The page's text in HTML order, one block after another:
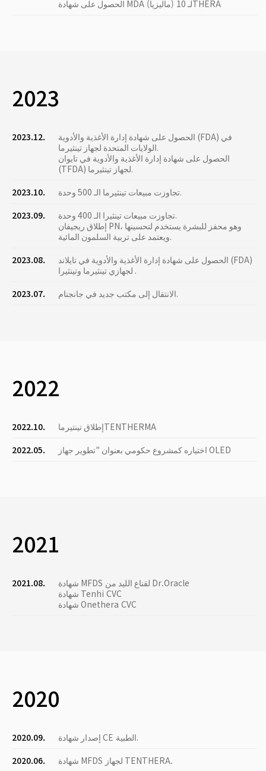
الحصول على شهادة MDA (ماليزيا) لـ 10THERA
2023
2023.12.
الحصول على شهادة إدارة الأغذية والأدوية (FDA) في
الولايات المتحدة لجهاز تينثيرما.
الحصول على شهادة إدارة الأغذية والأدوية في تايوان
(TFDA) لجهاز تينثيرما.
2023.10.
تجاوزت مبيعات تينثيرما الـ 500 وحدة.
2023.09.
تجاوزت مبيعات تينثيرا الـ 400 وحدة.
إطلاق ريجيفان PN، وهو محفز للبشرة يستخدم لتحسينها
ويعتمد على تربية السلمون المائية.
2023.08.
الحصول على شهادة إدارة الأغذية والأدوية في تايلاند (FDA)
لجهازي تينثيرما وتينثيرا .
2023.07.
الانتقال إلى مكتب جديد في جانجنام.
2022
2022.10.
إطلاق تينتيرماTENTHERMA
2022.05.
اختياره كمشروع حكومي بعنوان "تطوير جهاز OLED
2021
2021.08.
شهادة MFDS لقناع الليد من Dr.Oracle
شهادة Tenhi CVC
شهادة Onethera CVC
2020
2020.09.
إصدار شهادة CE الطبية.
2020.06.
شهادة MFDS لجهاز TENTHERA.